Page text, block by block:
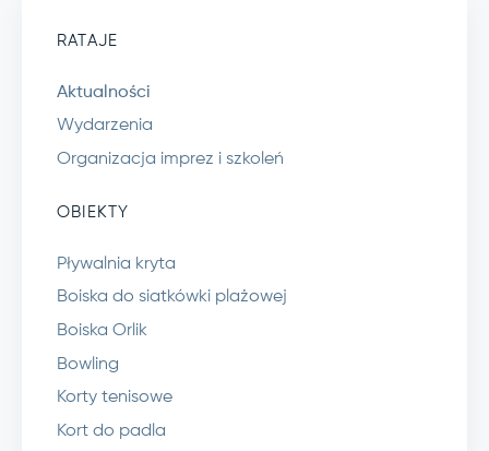
RATAJE
Aktualności
Wydarzenia
Organizacja imprez i szkoleń
OBIEKTY
Pływalnia kryta
Boiska do siatkówki plażowej
Boiska Orlik
Bowling
Korty tenisowe
Kort do padla